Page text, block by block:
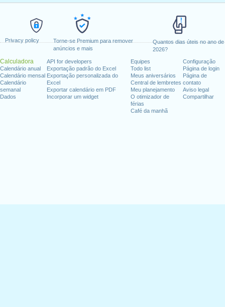
Privacy policy
Torne-se Premium para remover
anúncios e mais
Quantos dias úteis no ano de
2026?
Calculadora
Calendário anual
Calendário mensal
Calendário
semanal
Dados
API for developers
Exportação padrão do Excel
Exportação personalizada do
Excel
Exportar calendário em PDF
Incorporar um widget
Equipes
Todo list
Meus aniversários
Central de lembretes
Meu planejamento
O otimizador de
férias
Café da manhã
Configuração
Página de login
Página de
contato
Aviso legal
Compartilhar